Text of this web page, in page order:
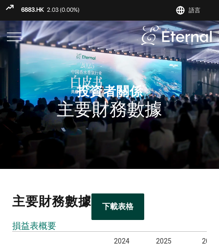
語言
繁
简
投資者關係
主要財務數據
主要財務數據 下載表格
損益表概要
2024 2025 2026